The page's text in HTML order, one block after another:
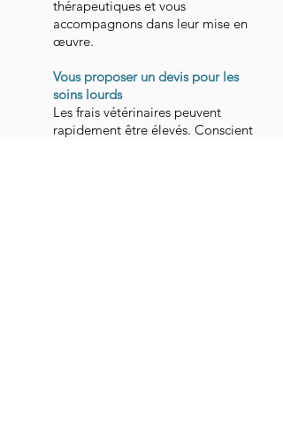
thérapeutiques et vous
accompagnons dans leur mise en
œuvre.
Vous proposer un devis pour les
soins lourds
Les frais vétérinaires peuvent
rapidement être élevés. Conscient